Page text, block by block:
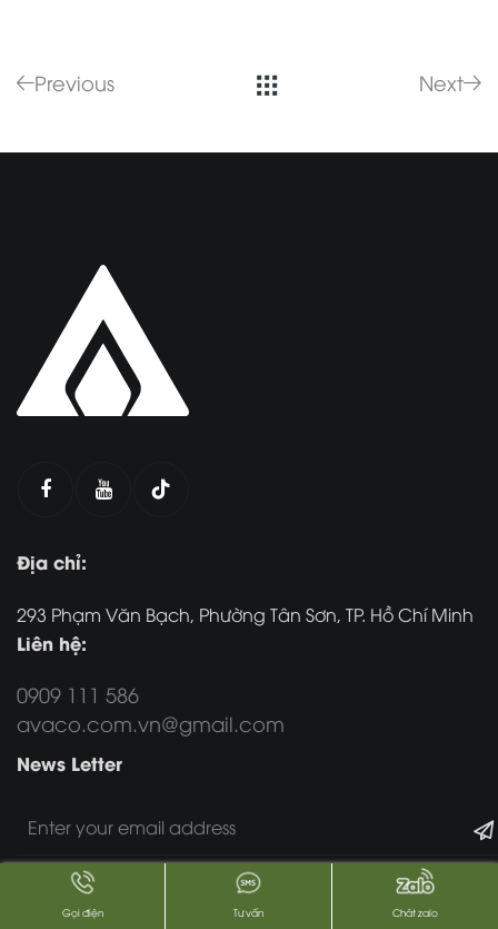
Previous Next
Địa chỉ:
293 Phạm Văn Bạch, Phường Tân Sơn, TP. Hồ Chí Minh
Liên hệ:
0909 111 586
avaco.com.vn@gmail.com
News Letter
Gọi điện Tư vấn Chát zalo